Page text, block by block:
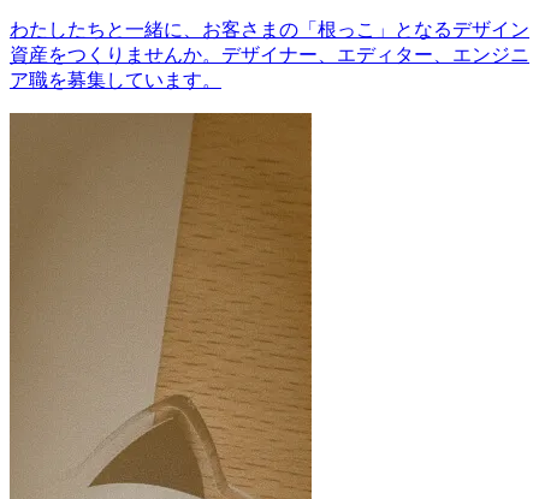
わたしたちと一緒に、お客さまの「根っこ」となるデザイン
資産をつくりませんか。デザイナー、エディター、エンジニ
ア職を募集しています。